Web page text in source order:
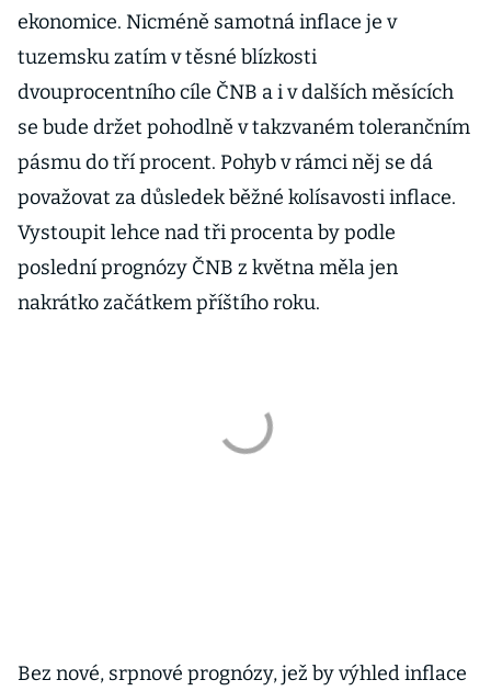
ekonomice. Nicméně samotná inflace je v
tuzemsku zatím v těsné blízkosti
dvouprocentního cíle ČNB a i v dalších měsících
se bude držet pohodlně v takzvaném tolerančním
pásmu do tří procent. Pohyb v rámci něj se dá
považovat za důsledek běžné kolísavosti inflace.
Vystoupit lehce nad tři procenta by podle
poslední prognózy ČNB z května měla jen
nakrátko začátkem příštího roku.
Bez nové, srpnové prognózy, jež by výhled inflace